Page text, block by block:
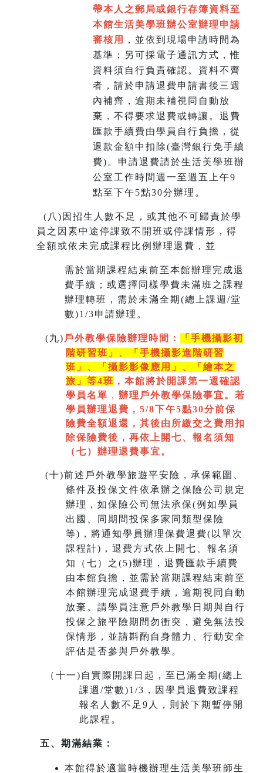
帶本人之郵局或銀行存簿資料至
本館生活美學班辦公室辦理申請
審核用
，並依到現場申請時間為
基準；另可採電子通訊方式，惟
資料須自行負責確認。資料不齊
者，請於申請退費申請書後三週
內補齊，逾期未補視同自動放
棄，不得要求退費或轉讓。退費
匯款手續費由學員自行負擔，從
退款金額中扣除(臺灣銀行免手續
費)。申請退費請於生活美學班辦
公室工作時間週一至週五上午9
點至下午5點30分辦理。
( 八)因招生人數不足，或其他不可歸責於學
員之因素中途停課致不開班或停課情形，得
全額或依未完成課程比例辦理退費，並
需於當期課程結束前至本館辦理完成退
費手續；或選擇同樣學費未滿班之課程
辦理轉班，需於未滿全期(總上課週/堂
數)1/3申請辦理。
(九) 戶外教學保險辦理時間：
「手機攝影初
階研習班」、「手機攝影進階研習
班」、「 攝影影像應用」、「繪本之
旅」等4班 ，本館將於開課第一週 確認
學員名單 ， 辦理戶外教學保險事宜。若
學員辦理退費，5/8下午5點30分前保
險費全額退還，其後由所繳交之費用扣
除保險費後，再依上開七、 報名須知
（七）辦理退費事宜。
(十)前述戶外教學旅遊平安險，承保範圍、
條件及投保文件依承辦之保險公司規定
辦理，如保險公司無法承保(例如學員
出國、同期間投保多家同類型保險
等)，將通知學員辦理保費退費(以單次
課程計)，退費方式依上開七、報名須
知（七）之(5)辦理，退費匯款手續費
由本館負擔，並需於當期課程結束前至
本館辦理完成退費手續， 逾期視同自動
放棄 。請學員注意戶外教學日期與自行
投保之旅平險期間勿衝突，避免無法投
保情形，並請斟酌自身體力、行動安全
評估是否參與戶外教學。
（十一) 自實際開課日起，至已滿全期(總上
課週/堂數)1/3，因學員退費致課程
報名人數不足9人，則於下期暫停開
此課程。
五、期滿結業：
本館得於適當時機辦理生活美學班師生